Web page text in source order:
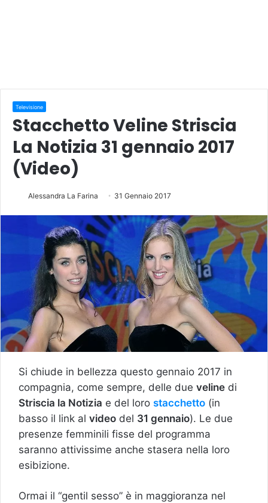
Televisione
Stacchetto Veline Striscia
La Notizia 31 gennaio 2017
(Video)
Alessandra La Farina 31 Gennaio 2017
Si chiude in bellezza questo gennaio 2017 in
compagnia, come sempre, delle due veline di
Striscia la Notizia e del loro stacchetto (in
basso il link al video del 31 gennaio). Le due
presenze femminili fisse del programma
saranno attivissime anche stasera nella loro
esibizione.
Ormai il “gentil sesso” è in maggioranza nel